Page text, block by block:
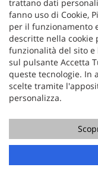
I campi
trattano dati
fanno uso di Cookie,
per il funzionamento
descritte nella cookie
funzionalità del sito e
sul pulsante Accetta
queste tecnologie. In
scelte tramite
personalizza.